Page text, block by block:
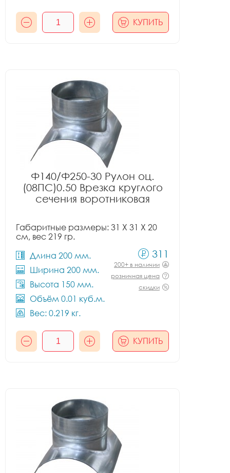
КУПИТЬ
Ф140/Ф250-30 Рулон оц.
(08ПС)0.50 Врезка круглого
сечения воротниковая
Габаритные размеры: 31 X 31 X 20
см, вес 219 гр.
Длина 200 мм.
Ширина 200 мм.
Высота 150 мм.
Объём 0.01 куб.м.
Вес: 0.219 кг.
311
200+ в наличии
розничная цена
скидки
КУПИТЬ